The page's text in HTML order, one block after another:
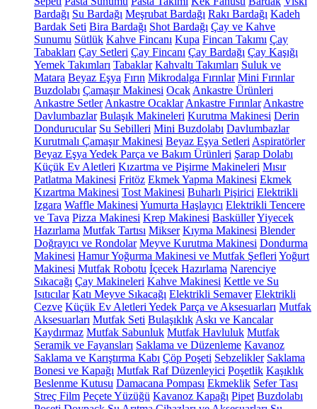
Bardağı Su Bardağı Meşrubat Bardağı Rakı Bardağı Kadeh
Bardak Seti Bira Bardağı Shot Bardağı Çay ve Kahve
Sunumu Sütlük Kahve Fincanı Kupa Fincan Takımı Çay
Tabakları Çay Setleri Çay Fincanı Çay Bardağı Çay Kaşığı
Yemek Takımları Tabaklar Kahvaltı Takımları Suluk ve
Matara Beyaz Eşya Fırın Mikrodalga Fırınlar Mini Fırınlar
Buzdolabı Çamaşır Makinesi Ocak Ankastre Ürünleri
Ankastre Setler Ankastre Ocaklar Ankastre Fırınlar Ankastre
Davlumbazlar Bulaşık Makineleri Kurutma Makinesi Derin
Dondurucular Su Sebilleri Mini Buzdolabı Davlumbazlar
Kurutmalı Çamaşır Makinesi Beyaz Eşya Setleri Aspiratörler
Beyaz Eşya Yedek Parça ve Bakım Ürünleri Şarap Dolabı
Küçük Ev Aletleri Kızartma ve Pişirme Makineleri Mısır
Patlatma Makinesi Fritöz Ekmek Yapma Makinesi Ekmek
Kızartma Makinesi Tost Makinesi Buharlı Pişirici Elektrikli
Izgara Waffle Makinesi Yumurta Haşlayıcı Elektrikli Tencere
ve Tava Pizza Makinesi Krep Makinesi BasküllerYiyecek
Hazırlama Mutfak Tartısı Mikser Kıyma Makinesi Blender
Doğrayıcı ve Rondolar Meyve Kurutma Makinesi Dondurma
Makinesi Hamur Yoğurma Makinesi ve Mutfak Şefleri Yoğurt
Makinesi Mutfak Robotu İçecek Hazırlama Narenciye
Sıkacağı Çay Makineleri Kahve Makinesi Kettle ve Su
Isıtıcılar Katı Meyve Sıkacağı Elektrikli Semaver Elektrikli
Cezve Küçük Ev Aletleri Yedek Parça ve Aksesuarları Mutfak
Aksesuarları Mutfak Seti Bulaşıklık Askı ve Kancalar
Kaydırmaz Mutfak Sabunluk Mutfak Havluluk Mutfak
Seramik ve Fayansları Saklama ve Düzenleme Kavanoz
Saklama ve Karıştırma Kabı Çöp Poşeti Sebzelikler Saklama
Bonesi ve Kapağı Mutfak Raf Düzenleyici Poşetlik Kaşıklık
Beslenme Kutusu Damacana Pompası Ekmeklik Sefer Tası
Streç Film Peçete Yüzüğü Kavanoz Kapağı Pipet Buzdolabı